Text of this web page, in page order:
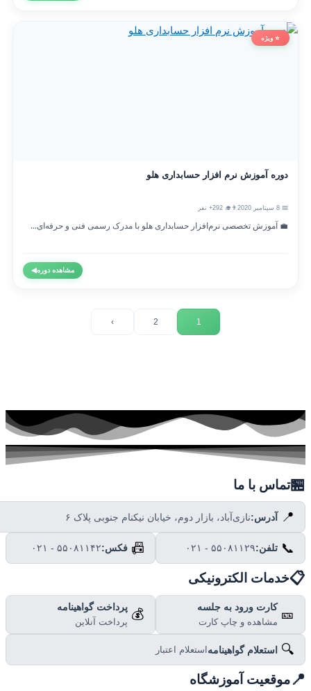
⭐ ویژه
دوره آموزش نرم افزار حسابداری هلو
👨‍🎓 292+ نفر
💼 آموزش تخصصی نرم‌افزار حسابداری هلو با مدرک رسمی فنی و حرفه‌ای...
مشاهده دوره◀
تماس با ما
📍 آدرس:نازی‌آباد، بازار دوم، خیابان نیکنام جنوبی پلاک ۶
📞 تلفن:۰۲۱ - ۵۵۰۸۱۱۲۹ 📠 فکس:۰۲۱ - ۵۵۰۸۱۱۴۲
خدمات الکترونیکی
🎫 کارت ورود به جلسه
مشاهده و چاپ کارت
💰 پرداخت گواهینامه
پرداخت آنلاین
🔍 استعلام گواهینامهاستعلام اعتبار
موقعیت آموزشگاه